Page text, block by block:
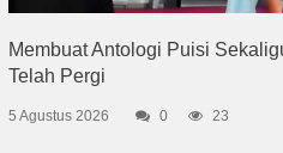
Membuat Antologi Puisi
Telah Pergi
5 Agustus 2026 0 23